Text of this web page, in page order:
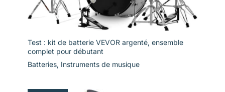
Test : kit de batterie VEVOR argenté, ensemble
complet pour débutant
Batteries, Instruments de musique